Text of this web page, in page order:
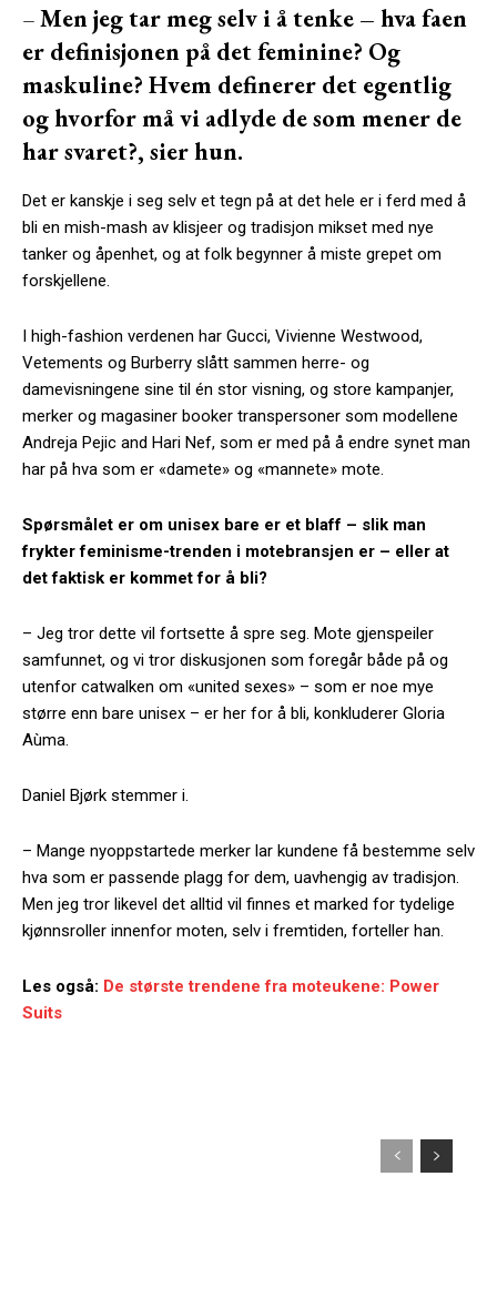
–Men jeg tar meg selv i å tenke – hva faen
er definisjonen på det feminine? Og
maskuline? Hvem definerer det egentlig
og hvorfor må vi adlyde de som mener de
har svaret?, sier hun.
Det er kanskje i seg selv et tegn på at det hele er i ferd med å
bli en mish-mash av klisjeer og tradisjon mikset med nye
tanker og åpenhet, og at folk begynner å miste grepet om
forskjellene.
I high-fashion verdenen har Gucci, Vivienne Westwood,
Vetements og Burberry slått sammen herre- og
damevisningene sine til én stor visning, og store kampanjer,
merker og magasiner booker transpersoner som modellene
Andreja Pejic and Hari Nef, som er med på å endre synet man
har på hva som er «damete» og «mannete» mote.
Spørsmålet er om unisex bare er et blaff – slik man
frykter feminisme-trenden i motebransjen er – eller at
det faktisk er kommet for å bli?
– Jeg tror dette vil fortsette å spre seg. Mote gjenspeiler
samfunnet, og vi tror diskusjonen som foregår både på og
utenfor catwalken om «united sexes» – som er noe mye
større enn bare unisex – er her for å bli, konkluderer Gloria
Aùma.
Daniel Bjørk stemmer i.
– Mange nyoppstartede merker lar kundene få bestemme selv
hva som er passende plagg for dem, uavhengig av tradisjon.
Men jeg tror likevel det alltid vil finnes et marked for tydelige
kjønnsroller innenfor moten, selv i fremtiden, forteller han.
Les også: De største trendene fra moteukene: Power
Suits